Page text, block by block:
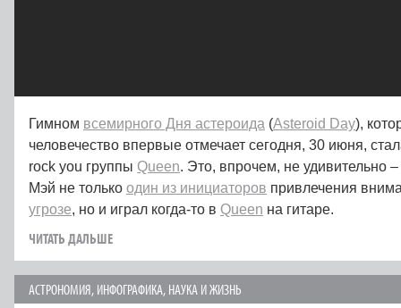
Гимном всемирного Дня астероида (Asteroid Day),
человечество впервые отмечает сегодня, 30 июня,
rock you группы Queen. Это, впрочем, не удивительно
Мэй не только один из инициаторов привлечения
угрозе, но и играл когда-то в Queen на гитаре.
ЧИТАТЬ ДАЛЬШЕ
АСТРОНОМИЯ, ИНФОГРАФИКА, НАУКА И ЖИЗНЬ